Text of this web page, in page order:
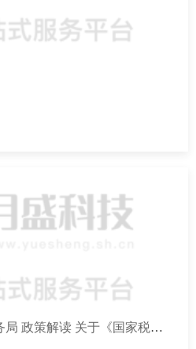
国家税务总局甘肃省税务局 政策解读 关于《国家税务总局关于发布〈涉税专业服务管理执法文书式样〉的公告》的解读